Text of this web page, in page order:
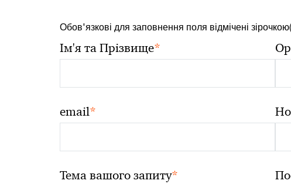
Обов'язкові для заповнення поля відмічені зірочкою(
Ім'я та Прізвище*
email*
Тема вашого запиту*